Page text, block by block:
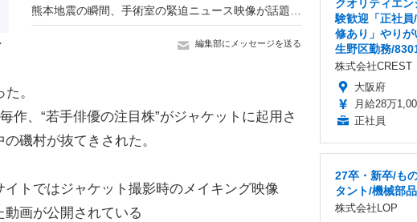
熊本地震の瞬間、手術室の緊迫ニュース映像が話題！「本当にすごい」「尊敬の念しかない」
編集部にメッセージを送る
。
、“若手俳優の注目株”がジャケットに起用さ
磯村が抜てきされた。
トではジャケット撮影時のメイキング映像
画が公開されている
クオリティエ
験歓迎「正社
修あり」やり
生野区勤務/
株式会社CREST
大阪府
月給28万
正社員
27卒・新卒/も
タント/機械部
株式会社LOP